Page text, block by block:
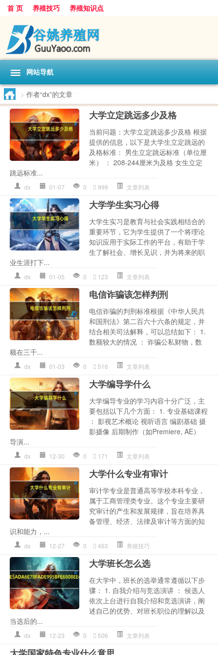
首 页 养殖技巧 养殖知识点
网站导航
> 作者“dx”的文章
大学立定跳远多少及格
当前问题：大学立定跳远多少及格 根据
提供的信息，以下是大学生立定跳远的
及格标准： 男生立定跳远标准（单位厘
米） ： 208-244厘米为及格 女生立定
跳远标准...
dx 01-07 0 999 文章列表
大学学生实习心得
大学生实习是教育与社会实践相结合的
重要环节，它为学生提供了一个将理论
知识应用于实际工作的平台，有助于学
生了解社会、增长见识，并为将来的职
业生涯打下...
dx 01-05 0 123 文章列表
电信诈骗该怎样判刑
电信诈骗的判刑标准根据《中华人民共
和国刑法》第二百六十六条的规定，并
结合相关司法解释，可以总结如下： 1.
数额较大的情况 ： 诈骗公私财物，数
额在三千...
dx 01-03 0 516 文章列表
大学编导学什么
大学编导专业的学习内容十分广泛，主
要包括以下几个方面： 1. 专业基础课程
： 影视艺术概论 视听语言 编剧基础 摄
影摄像 后期制作（如Premiere, AE）
导演...
dx 12-30 0 171 文章列表
大学什么专业有审计
审计学专业是普通高等学校本科专业，
属于工商管理类专业。这个专业主要研
究审计的产生和发展规律，旨在培养具
备管理、经济、法律及审计等方面的知
识和能力，...
dx 12-27 0 463 养殖技巧
大学班长怎么选
在大学中，班长的选举通常遵循以下步
骤： 1. 自我介绍与竞选演讲 ： 候选人
依次上台进行自我介绍和竞选演讲，阐
述自己的优势、对班长职位的理解以及
当选后的...
dx 12-23 0 506 文章列表